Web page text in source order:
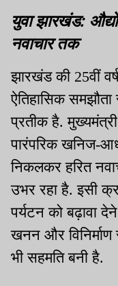
युवा झारखंड:
नवाचार तक
झारखंड की 25वीं
ऐतिहासिक समझौता
प्रतीक है.
पारंपरिक खनिज-
निकलकर हरित
उभर रहा है. इसी
पर्यटन को बढ़ावा
खनन और
भी सहमति बनी है.